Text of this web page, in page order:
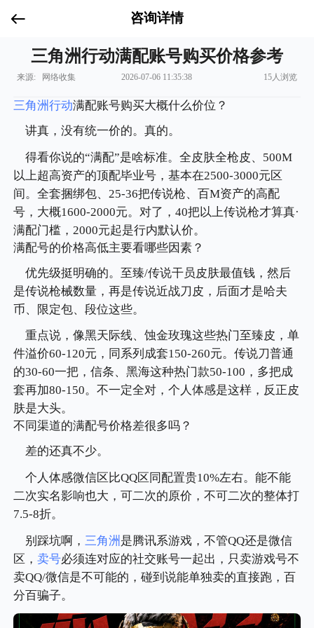
咨询详情
三角洲行动满配账号购买价格参考
来源: 网络收集 2026-07-06 11:35:38 15人浏览
三角洲行动满配账号购买大概什么价位？
讲真，没有统一价的。真的。
得看你说的“满配”是啥标准。全皮肤全枪皮、500M
以上超高资产的顶配毕业号，基本在2500-3000元区
间。全套捆绑包、25-36把传说枪、百M资产的高配
号，大概1600-2000元。对了，40把以上传说枪才算真·
满配门槛，2000元起是行内默认价。
满配号的价格高低主要看哪些因素？
优先级挺明确的。至臻/传说干员皮肤最值钱，然后
是传说枪械数量，再是传说近战刀皮，后面才是哈夫
币、限定包、段位这些。
重点说，像黑天际线、蚀金玫瑰这些热门至臻皮，单
件溢价60-120元，同系列成套150-260元。传说刀普通
的30-60一把，信条、黑海这种热门款50-100，多把成
套再加80-150。不一定全对，个人体感是这样，反正皮
肤是大头。
不同渠道的满配号价格差很多吗？
差的还真不少。
个人体感微信区比QQ区同配置贵10%左右。能不能
二次实名影响也大，可二次的原价，不可二次的整体打
7.5-8折。
别踩坑啊， 三角洲 是腾讯系游戏，不管QQ还是微信
区，卖号必须连对应的社交账号一起出，只卖游戏号不
卖QQ/微信是不可能的，碰到说能单独卖的直接跑，百
分百骗子。